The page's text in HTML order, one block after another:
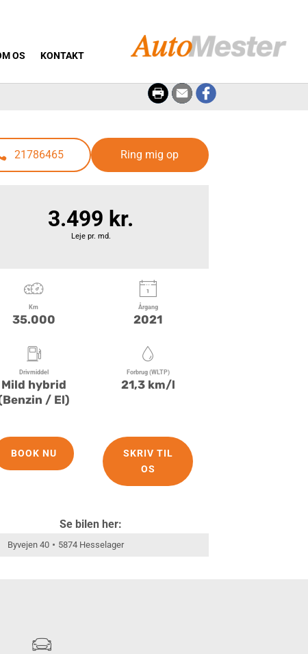
OS KONTAKT
21786465 Ring mig op
3.499 kr.
Leje pr. md.
Km
35.000
Årgang
2021
Drivmiddel
Mild hybrid
/ El)
Forbrug (WLTP)
21,3 km/l
BOOK NU
SKRIV TIL
OS
Se bilen her:
Byvejen 40 5874 Hesselager